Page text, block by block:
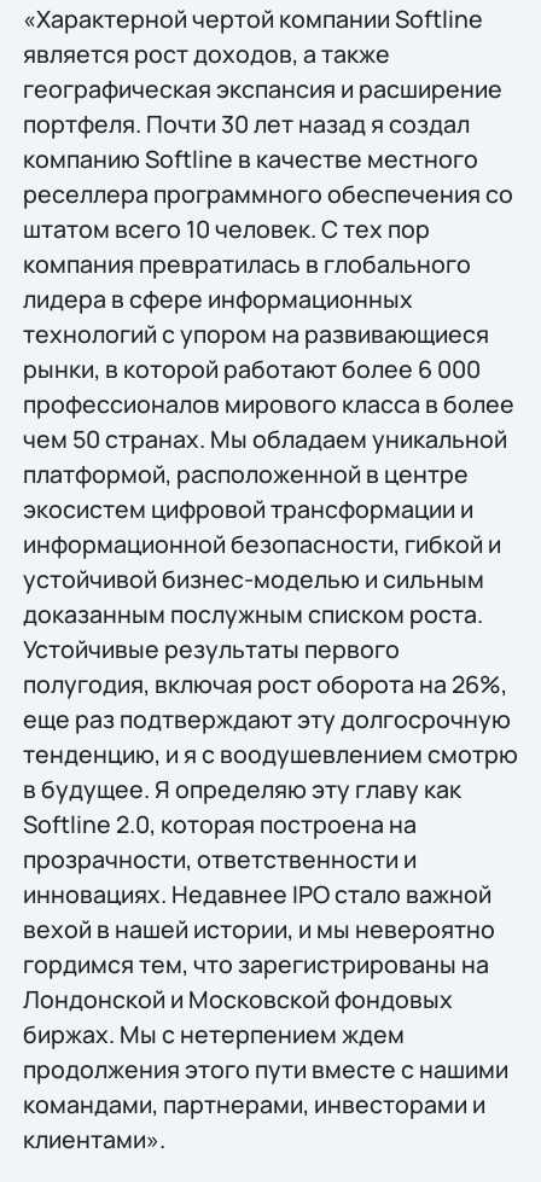
«Характерной чертой компании Softline
является рост доходов, а также
географическая экспансия и расширение
портфеля. Почти 30 лет назад я создал
компанию Softline в качестве местного
реселлера программного обеспечения со
штатом всего 10 человек. С тех пор
компания превратилась в глобального
лидера в сфере информационных
технологий с упором на развивающиеся
рынки, в которой работают более 6 000
профессионалов мирового класса в более
чем 50 странах. Мы обладаем уникальной
платформой, расположенной в центре
экосистем цифровой трансформации и
информационной безопасности, гибкой и
устойчивой бизнес-моделью и сильным
доказанным послужным списком роста.
Устойчивые результаты первого
полугодия, включая рост оборота на 26%,
еще раз подтверждают эту долгосрочную
тенденцию, и я с воодушевлением смотрю
в будущее. Я определяю эту главу как
Softline 2.0, которая построена на
прозрачности, ответственности и
инновациях. Недавнее IPO стало важной
вехой в нашей истории, и мы невероятно
гордимся тем, что зарегистрированы на
Лондонской и Московской фондовых
биржах. Мы с нетерпением ждем
продолжения этого пути вместе с нашими
командами, партнерами, инвесторами и
клиентами».